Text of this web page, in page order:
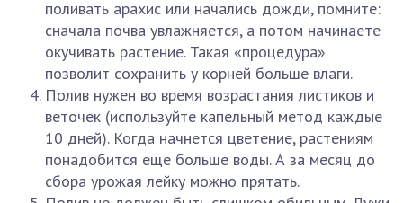
поливать арахис или начались дожди, помните:
сначала почва увлажняется, а потом начинаете
окучивать растение. Такая «процедура»
позволит сохранить у корней больше влаги.
Полив нужен во время возрастания листиков и
веточек (используйте капельный метод каждые
10 дней). Когда начнется цветение, растениям
понадобится еще больше воды. А за месяц до
сбора урожая лейку можно прятать.